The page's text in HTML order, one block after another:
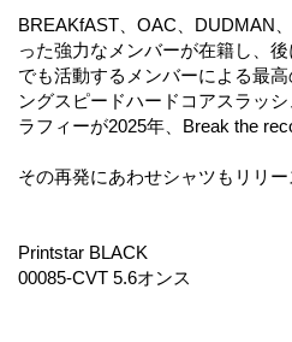
BREAKfAST、OAC、DUDMAN
った強力なメンバーが在籍し、
でも活動するメンバーによる最
ングスピードハードコアスラッ
ラフィーが2025年、Break the
その再発にあわせシャツもリリー
Printstar BLACK
00085-CVT 5.6オンス